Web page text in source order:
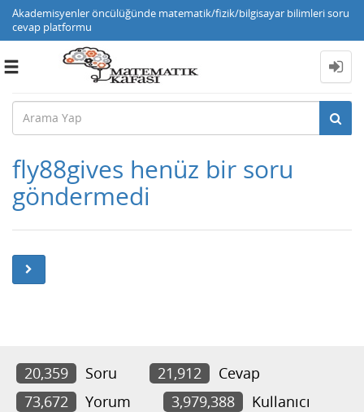
Akademisyenler öncülüğünde matematik/fizik/bilgisayar bilimleri soru
cevap platformu
Toggle
fly88gives henüz bir soru
göndermedi
20,359 Soru 21,912
Cevap
73,672
Yorum 3,979,388 Kullanıcı